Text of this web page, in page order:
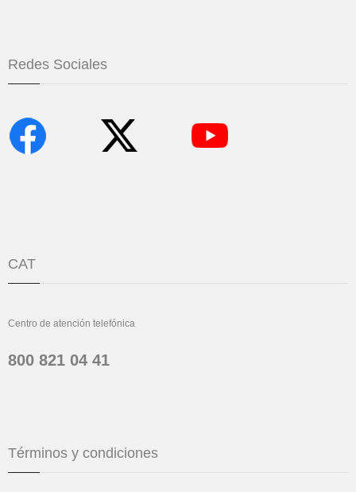
Redes Sociales
CAT
Centro de atención telefónica
800 821 04 41
Términos y condiciones